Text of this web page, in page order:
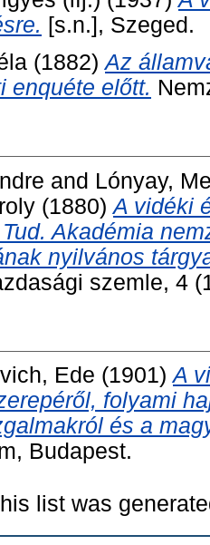
[s.n.], Szeged.
(1882)Az
enquéte előtt.
and Lónyay,
(1880)A vidéki
Akadémia
nyilvános
szemle, 4
Ede (1901)A
folyami
és a
Budapest.
list was